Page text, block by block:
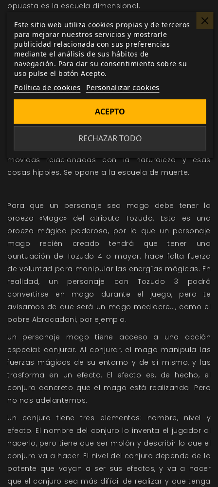
opuesta es la escuela dimensional.
Muerte:Esta escuela practica una magia negra muy
chunga. Permite invocar demonios, levantar muertos
de sus tumbas, causar plagas, y otras cosas
terroríficas. Es la opuesta de la escuela de vida.
Roca: Esta escuela permite manipular cristales, piedra,
arena, barro y todo tipo de minerales. Permite
cosas de ese estilo. Es opuesta a la escuela de aire.
La escuela de vida permite controlar animales y
movidas relacionadas con la naturaleza y esas
cosas hippies. Se opone a la escuela de muerte.
Para que un personaje sea mago debe tener la
proeza «Mago» del atributo Tozudo. Esta es una
proeza mágica poderosa, por lo que un personaje
mago recién creado tendrá que tener una
puntuación de Tozudo 4 o mayor: hace falta fuerza
de voluntad para manipular las energías mágicas. En
realidad, un personaje con Tozudo 3 podrá
convertirse en mago durante el juego, pero te
avisamos de que será un mago mediocre..., como el
pobre Abracadani, por ejemplo.
Un personaje mago tiene acceso a una acción
especial: conjurar. Al conjurar, el mago manipula las
fuerzas mágicas de su entorno y de sí mismo, y las
trasforma en un efecto. El efecto es, de hecho, el
conjuro concreto que el mago está realizando. Pero
no nos adelantemos.
Un conjuro tiene tres elementos: nombre, nivel y
efecto. El nombre del conjuro lo inventa el jugador al
hacerlo, pero tiene que ser molón y describir lo que el
conjuro va a hacer. El nivel del conjuro depende de lo
potente que vayan a ser sus efectos, y va a hacer
que el conjuro sea más difícil de realizar y que tenga
Este sitio web utiliza cookies propias y de terceros
para mejorar nuestros servicios y mostrarle
publicidad relacionada con sus preferencias
mediante el análisis de sus hábitos de
navegación. Para dar su consentimiento sobre su
uso pulse el botón Acepto.
Política de cookies Personalizar cookies
RECHAZAR TODO
ACEPTO